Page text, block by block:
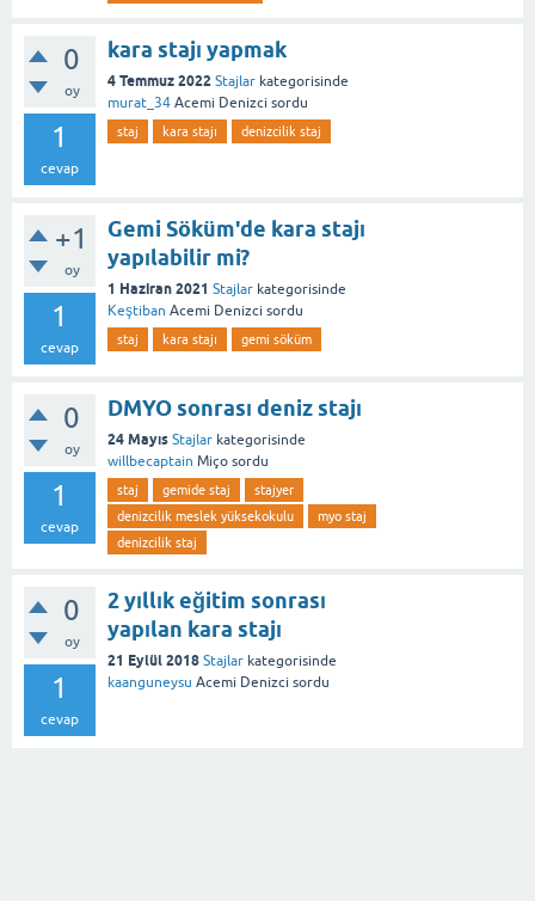
0
oy
1
cevap
kara stajı yapmak
4 Temmuz 2022 Stajlar kategorisinde
murat_34 Acemi Denizci sordu
staj kara stajı denizcilik staj
+1
oy
1
cevap
Gemi Söküm'de kara stajı
yapılabilir mi?
1 Haziran 2021 Stajlar kategorisinde
Keştiban Acemi Denizci sordu
staj kara stajı gemi söküm
0
oy
1
cevap
DMYO sonrası deniz stajı
24 Mayıs Stajlar kategorisinde
willbecaptain Miço sordu
staj gemide staj
stajyer
denizcilik meslek yüksekokulu
myo staj
denizcilik staj
0
oy
1
cevap
2 yıllık eğitim sonrası
yapılan kara stajı
21 Eylül 2018 Stajlar kategorisinde
kaanguneysu Acemi Denizci sordu